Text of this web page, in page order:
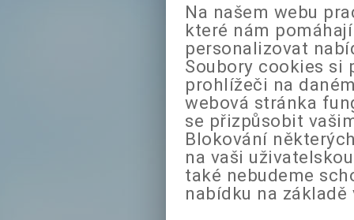
Na našem webu
které nám
personalizovat
Soubory cookies si
prohlížeči na
webová stránka
se přizpůsobit
Blokování
na vaši
také nebudeme
nabídku na